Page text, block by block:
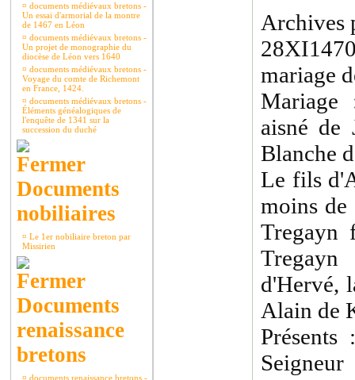
¤ documents médiévaux bretons -
Un essai d'armorial de la montre
de 1467 en Léon
¤ documents médiévaux bretons -
Un projet de monographie du
diocèse de Léon vers 1640
¤ documents médiévaux bretons -
Voyage du comte de Richemont
en France, 1424.
¤ documents médiévaux bretons -
Éléments généalogiques de
l'enquête de 1341 sur la
succession du duché
Documents
nobiliaires
¤ Le 1er nobiliaire breton par
Missirien
Documents
renaissance
bretons
¤ documents renaissance bretons -
Archives
mariage
aisné de
Blanche
Le fils
moins de
Tregayn
d'Hervé,
Alain de